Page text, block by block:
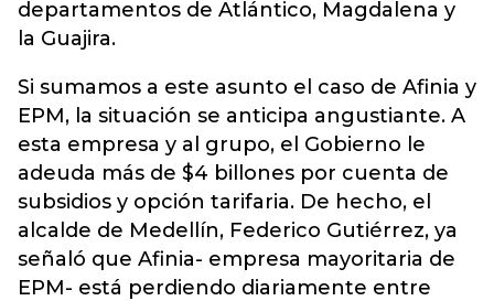
departamentos de Atlántico, Magdalena y
la Guajira.
Si sumamos a este asunto el caso de Afinia y
EPM, la situación se anticipa angustiante. A
esta empresa y al grupo, el Gobierno le
adeuda más de $4 billones por cuenta de
subsidios y opción tarifaria. De hecho, el
alcalde de Medellín, Federico Gutiérrez, ya
señaló que Afinia- empresa mayoritaria de
EPM- está perdiendo diariamente entre